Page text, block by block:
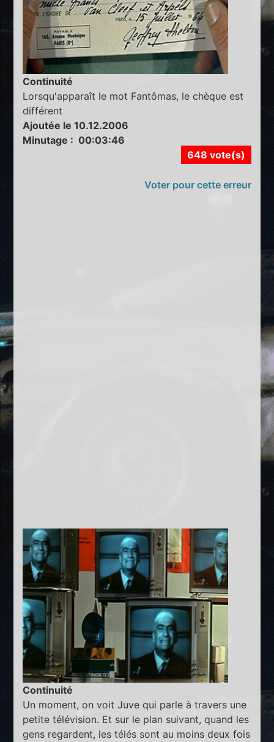
Continuité
Lorsqu'apparaît le mot Fantômas, le chèque est
différent
Ajoutée le 10.12.2006
Minutage : 00:03:46
648 vote(s)
Voter pour cette erreur
Continuité
Un moment, on voit Juve qui parle à travers une
petite télévision. Et sur le plan suivant, quand les
gens regardent, les télés sont au moins deux fois